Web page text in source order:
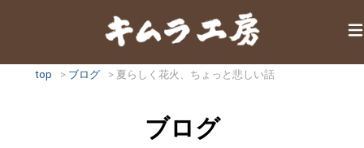
top ブログ 夏らしく花火、ちょっと悲しい話
ブログ